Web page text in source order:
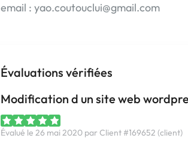
email : yao.coutouclui@gmail.com
Évaluations vérifiées
Modification d un site web
Évalué le 26 mai 2020 par Client #169652 (client)